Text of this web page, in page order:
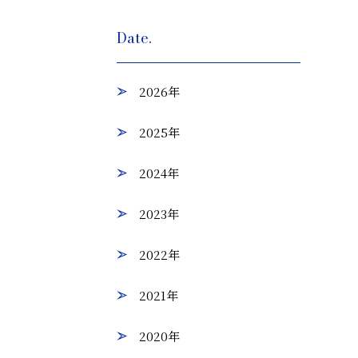
Date.
2026年
2025年
2024年
2023年
2022年
2021年
2020年